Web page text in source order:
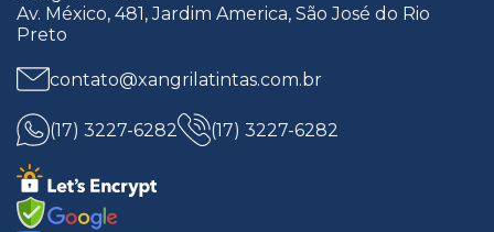
Av. México, 481, Jardim America, São José do Rio
Preto
contato@xangrilatintas.com.br
(17) 3227-6282 (17) 3227-6282